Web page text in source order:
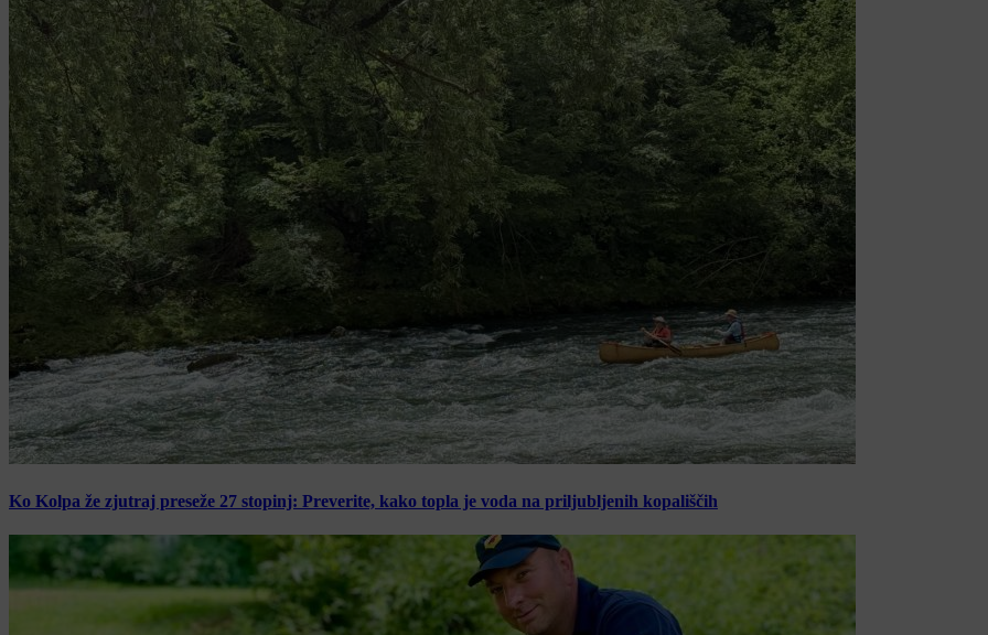
Ko Kolpa že zjutraj preseže 27 stopinj: Preverite, kako topla je voda na priljubljenih kopališčih